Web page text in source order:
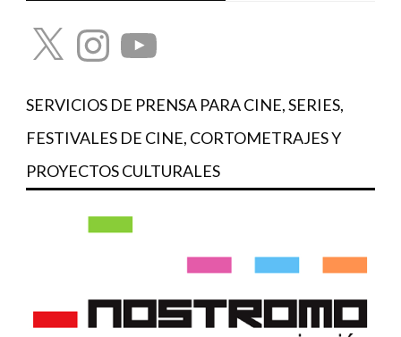
X InstagramYouTube
SERVICIOS DE PRENSA PARA CINE, SERIES,
FESTIVALES DE CINE, CORTOMETRAJES Y
PROYECTOS CULTURALES